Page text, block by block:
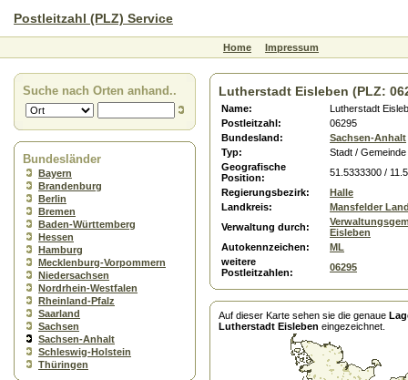
Postleitzahl (PLZ) Service
Home Impressum
Suche nach Orten anhand..
Bundesländer
Bayern
Brandenburg
Berlin
Bremen
Baden-Württemberg
Hessen
Hamburg
Mecklenburg-Vorpommern
Niedersachsen
Nordrhein-Westfalen
Rheinland-Pfalz
Saarland
Sachsen
Sachsen-Anhalt
Schleswig-Holstein
Thüringen
Lutherstadt Eisleben (PLZ:
Name:
Lutherstadt
Postleitzahl:
06295
Bundesland:
Sachsen-Anhalt
Typ:
Stadt / Gemeinde
Geografische
Position:
51.5333300 /
Regierungsbezirk:
Halle
Landkreis:
Mansfelder
Verwaltung durch:
Eisleben
Autokennzeichen:
ML
weitere
Postleitzahlen:
06295
Auf dieser Karte sehen sie die genaue
Lutherstadt Eisleben eingezeichnet.